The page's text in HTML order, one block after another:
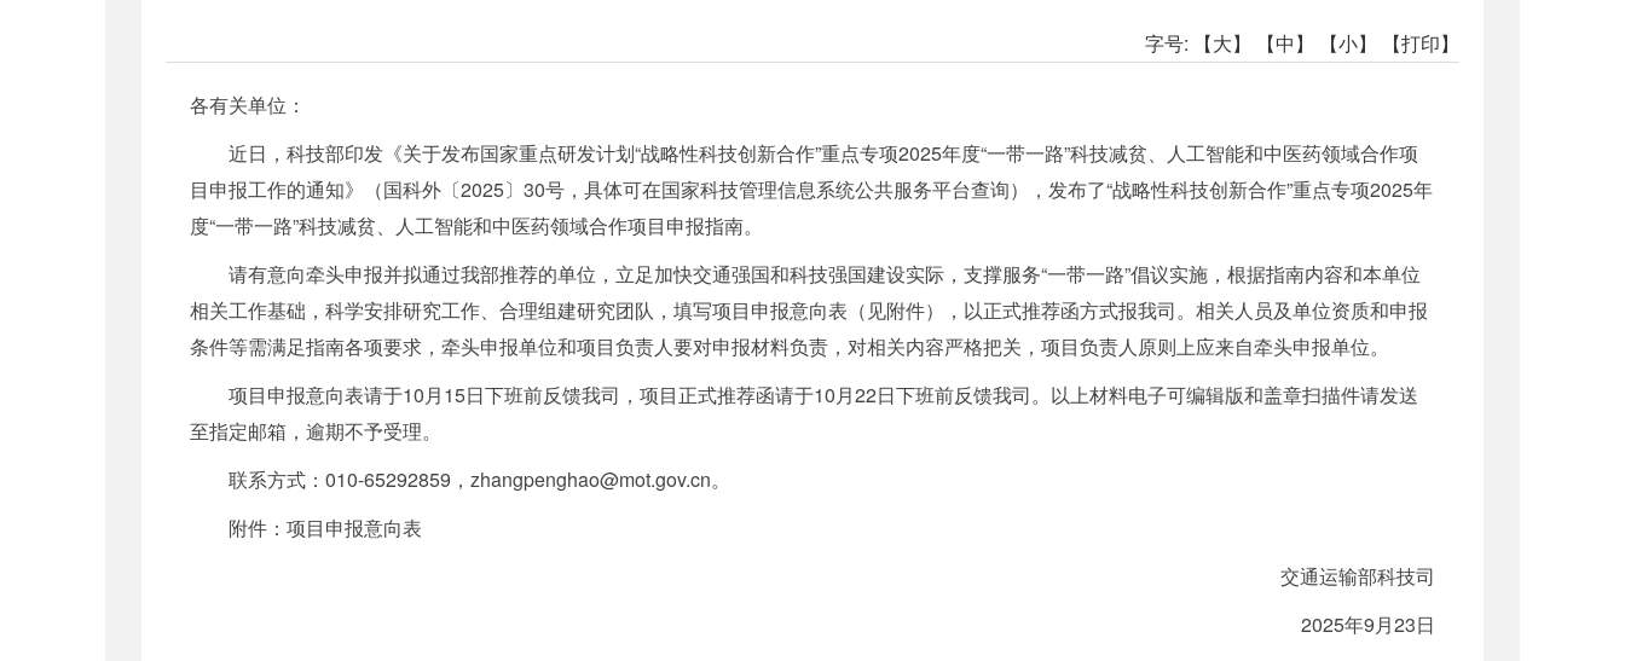
字号: 【大】 【中】 【小】 【打印】
各有关单位：
近日，科技部印发《关于发布国家重点研发计划“战略性科技创新合作”重点专项2025年度“一带一路”科技减贫、人工智能和中医药领域合作项
目申报工作的通知》（国科外〔2025〕30号，具体可在国家科技管理信息系统公共服务平台查询），发布了“战略性科技创新合作”重点专项2025年
度“一带一路”科技减贫、人工智能和中医药领域合作项目申报指南。
请有意向牵头申报并拟通过我部推荐的单位，立足加快交通强国和科技强国建设实际，支撑服务“一带一路”倡议实施，根据指南内容和本单位
相关工作基础，科学安排研究工作、合理组建研究团队，填写项目申报意向表（见附件），以正式推荐函方式报我司。相关人员及单位资质和申报
条件等需满足指南各项要求，牵头申报单位和项目负责人要对申报材料负责，对相关内容严格把关，项目负责人原则上应来自牵头申报单位。
项目申报意向表请于10月15日下班前反馈我司，项目正式推荐函请于10月22日下班前反馈我司。以上材料电子可编辑版和盖章扫描件请发送
至指定邮箱，逾期不予受理。
联系方式：010-65292859，zhangpenghao@mot.gov.cn。
附件：项目申报意向表
交通运输部科技司
2025年9月23日